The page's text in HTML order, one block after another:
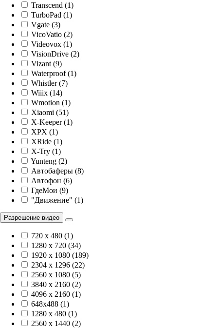
Transcend (1)
TurboPad (1)
Vgate (3)
VicoVatio (2)
Videovox (1)
VisionDrive (2)
Vizant (9)
Waterproof (1)
Whistler (7)
Wiiix (14)
Wmotion (1)
Xiaomi (51)
X-Keeper (1)
XPX (1)
XRide (1)
X-Try (1)
Yunteng (2)
Автобаферы (8)
Автофон (6)
ГдеМои (9)
"Движение" (1)
Разрешение видео
720 x 480 (1)
1280 x 720 (34)
1920 х 1080 (189)
2304 x 1296 (22)
2560 x 1080 (5)
3840 х 2160 (2)
4096 х 2160 (1)
648x488 (1)
1280 x 480 (1)
2560 x 1440 (2)